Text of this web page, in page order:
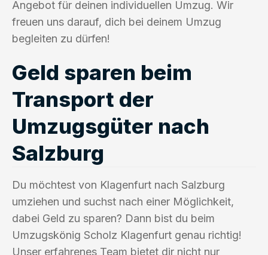
Angebot für deinen individuellen Umzug. Wir
freuen uns darauf, dich bei deinem Umzug
begleiten zu dürfen!
Geld sparen beim
Transport der
Umzugsgüter nach
Salzburg
Du möchtest von Klagenfurt nach Salzburg
umziehen und suchst nach einer Möglichkeit,
dabei Geld zu sparen? Dann bist du beim
Umzugskönig Scholz Klagenfurt genau richtig!
Unser erfahrenes Team bietet dir nicht nur